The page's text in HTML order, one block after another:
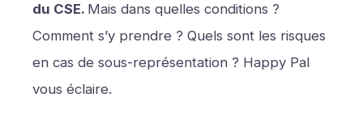
du CSE. Mais dans quelles conditions ?
Comment s’y prendre ? Quels sont les risques
en cas de sous-représentation ? Happy Pal
vous éclaire.